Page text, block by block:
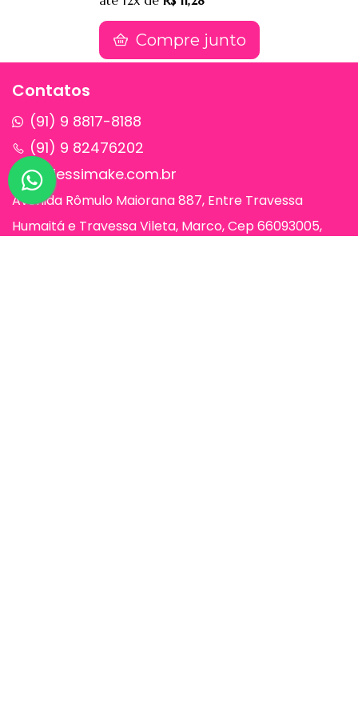
Compre junto
Contatos
(91) 9 8817-8188
(91) 9 82476202
sac@jessimake.com.br
Avenida Rômulo Maiorana 887, Entre Travessa
Humaitá e Travessa Vileta, Marco, Cep 66093005,